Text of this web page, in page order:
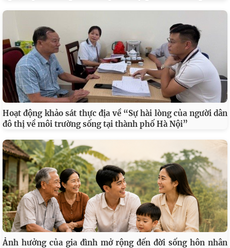
Hoạt động khảo sát thực địa về “Sự hài lòng của người dân
đô thị về môi trường sống tại thành phố Hà Nội”
Ảnh hưởng của gia đình mở rộng đến đời sống hôn nhân